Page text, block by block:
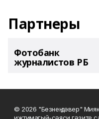
Партнеры
Фотобанк
журналистов РБ
© 2026 "Безнең дәвер"